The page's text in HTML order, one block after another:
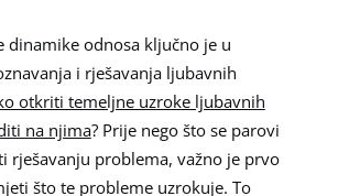
dinamike odnosa ključno je u
i rješavanja ljubavnih
otkriti temeljne uzroke ljubavnih
na njima? Prije nego što se parovi
rješavanju problema, važno je prvo
što te probleme uzrokuje. To